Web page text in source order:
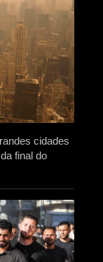
cidades
final do